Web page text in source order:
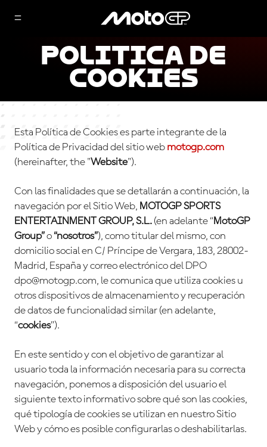
Politica de
Cookies
Esta Política de Cookies es parte integrante de la
Política de Privacidad del sitio web motogp.com
(hereinafter, the "Website").
Con las finalidades que se detallarán a continuación, la
navegación por el Sitio Web, MOTOGP SPORTS
ENTERTAINMENT GROUP, S.L. (en adelante “ MotoGP
Group”o“nosotros”), como titular del mismo, con
domicilio social en C/ Príncipe de Vergara, 183, 28002-
Madrid, España y correo electrónico del DPO
dpo@motogp.com, le comunica que utiliza cookies u
otros dispositivos de almacenamiento y recuperación
de datos de funcionalidad similar (en adelante,
“cookies”).
En este sentido y con el objetivo de garantizar al
usuario toda la información necesaria para su correcta
navegación, ponemos a disposición del usuario el
siguiente texto informativo sobre qué son las cookies,
qué tipología de cookies se utilizan en nuestro Sitio
Web y cómo es posible configurarlas o deshabilitarlas.